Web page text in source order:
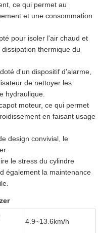
ce qui permet au
et une consommation
pour isoler l'air chaud et
thermique du
d'un dispositif d'alarme,
de nettoyer les
hydraulique.
moteur, ce qui permet
en faisant usage
design convivial, le
le stress du cylindre
également la maintenance
4.9~13.6km/h